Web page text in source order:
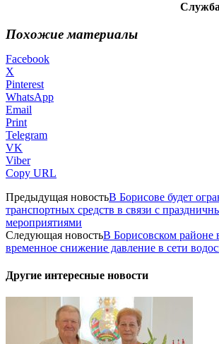
Похожие материалы
Facebook
X
Pinterest
WhatsApp
Email
Print
Telegram
VK
Viber
Copy URL
Предыдущая новостьВ Борисове будет
транспортных средств в связи с
мероприятиями
Следующая новостьВ Борисовском районе
временное снижение давление в сети
Другие интересные новости